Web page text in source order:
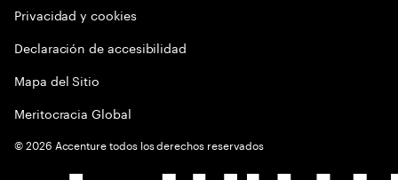
Privacidad y cookies
Declaración de accesibilidad
Mapa del Sitio
Meritocracia Global
©2026 Accenture todos los derechos reservados